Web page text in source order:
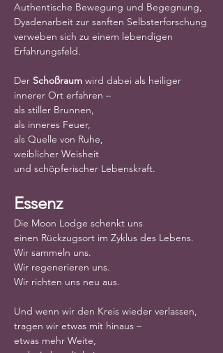
Authentische Bewegung und Begegnung,
Dyadenarbeit zur sanften Selbsterforschung
verweben sich zu einem lebendigen
Erfahrungsfeld.
Der Schoßraum wird dabei als heiliger
innerer Ort erfahren –
als stiller Brunnen,
als inneres Feuer,
als Quelle von Ruhe,
weiblicher Weisheit
und schöpferischer Lebenskraft.
Essenz
Die Moon Lodge schenkt uns
einen Rückzugsort im Zyklus des Lebens.
Wir sammeln uns.
Wir regenerieren uns.
Wir richten uns neu aus.
Und wenn wir den Kreis wieder verlassen,
tragen wir etwas mit hinaus –
etwas mehr Weite,